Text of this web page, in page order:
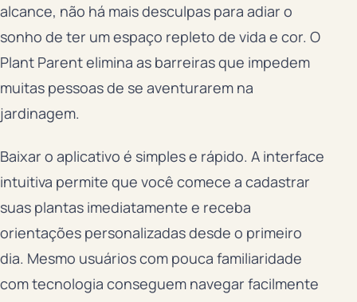
alcance, não há mais desculpas para adiar o
sonho de ter um espaço repleto de vida e cor. O
Plant Parent elimina as barreiras que impedem
muitas pessoas de se aventurarem na
jardinagem.
Baixar o aplicativo é simples e rápido. A interface
intuitiva permite que você comece a cadastrar
suas plantas imediatamente e receba
orientações personalizadas desde o primeiro
dia. Mesmo usuários com pouca familiaridade
com tecnologia conseguem navegar facilmente